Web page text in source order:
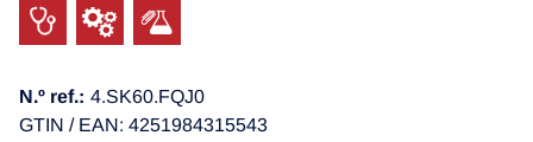
N.º ref.: 4.SK60.FQJ0
GTIN / EAN: 4251984315543